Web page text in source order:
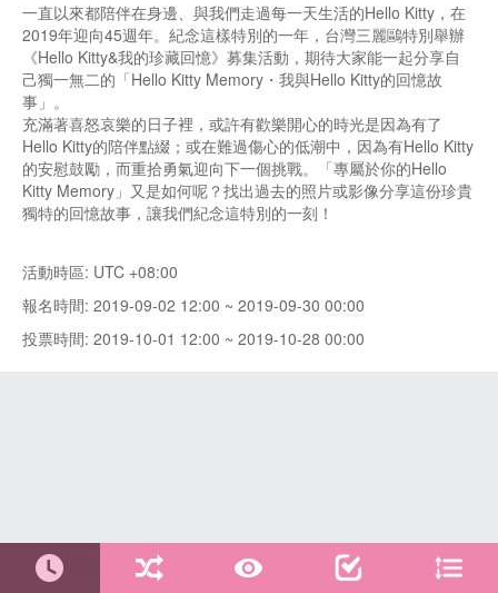
一直以來都陪伴在身邊、與我們走過每一天生活的Hello Kitty，在
2019年迎向45週年。紀念這樣特別的一年，台灣三麗鷗特別舉辦
《Hello Kitty&我的珍藏回憶》募集活動，期待大家能一起分享自
己獨一無二的「Hello Kitty Memory・我與Hello Kitty的回憶故
事」。
充滿著喜怒哀樂的日子裡，或許有歡樂開心的時光是因為有了
Hello Kitty的陪伴點綴；或在難過傷心的低潮中，因為有Hello Kitty
的安慰鼓勵，而重拾勇氣迎向下一個挑戰。「專屬於你的Hello
Kitty Memory」又是如何呢？找出過去的照片或影像分享這份珍貴
獨特的回憶故事，讓我們紀念這特別的一刻！
活動時區: UTC +08:00
報名時間: 2019-09-02 12:00 ~ 2019-09-30 00:00
投票時間: 2019-10-01 12:00 ~ 2019-10-28 00:00